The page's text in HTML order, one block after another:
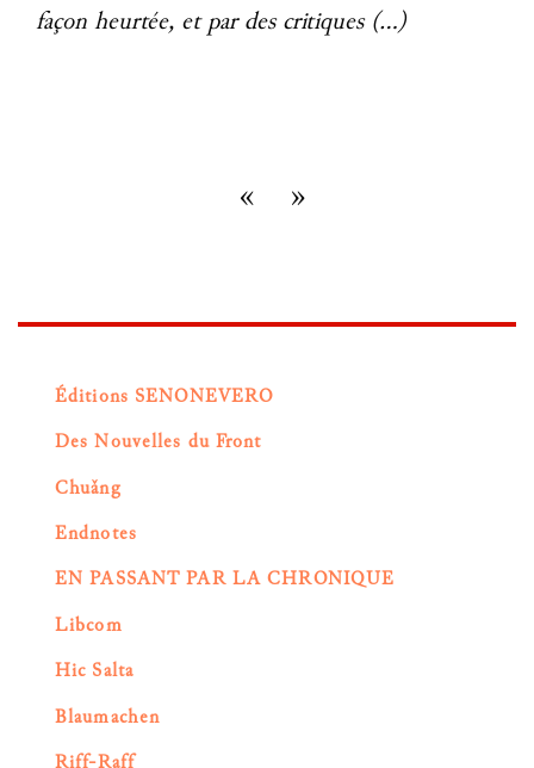
façon heurtée, et par des critiques (…)
« »
Éditions SENONEVERO
Des Nouvelles du Front
Chuǎng
Endnotes
EN PASSANT PAR LA CHRONIQUE
Libcom
Hic Salta
Blaumachen
Riff-Raff